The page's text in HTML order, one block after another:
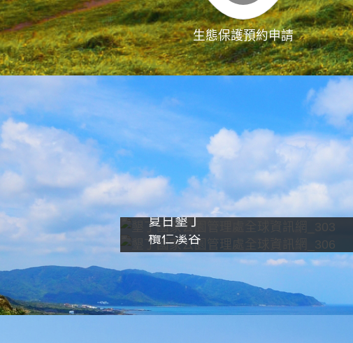
生態保護預約申請
夏日墾丁
欖仁溪谷